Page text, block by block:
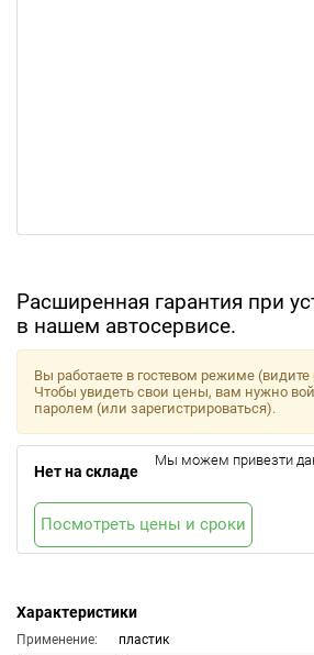
Расширенная гарантия при
в нашем автосервисе.
Характеристики
Применение:
пластик
Вы работаете в гостевом режиме
Чтобы увидеть свои цены, вам нужно
паролем (или зарегистрироваться).
Нет на складе
Мы можем привезти
Посмотреть цены и сроки